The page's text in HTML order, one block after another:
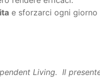
e sforzarci ogni
Living. Il